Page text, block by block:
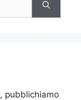
, pubblichiamo